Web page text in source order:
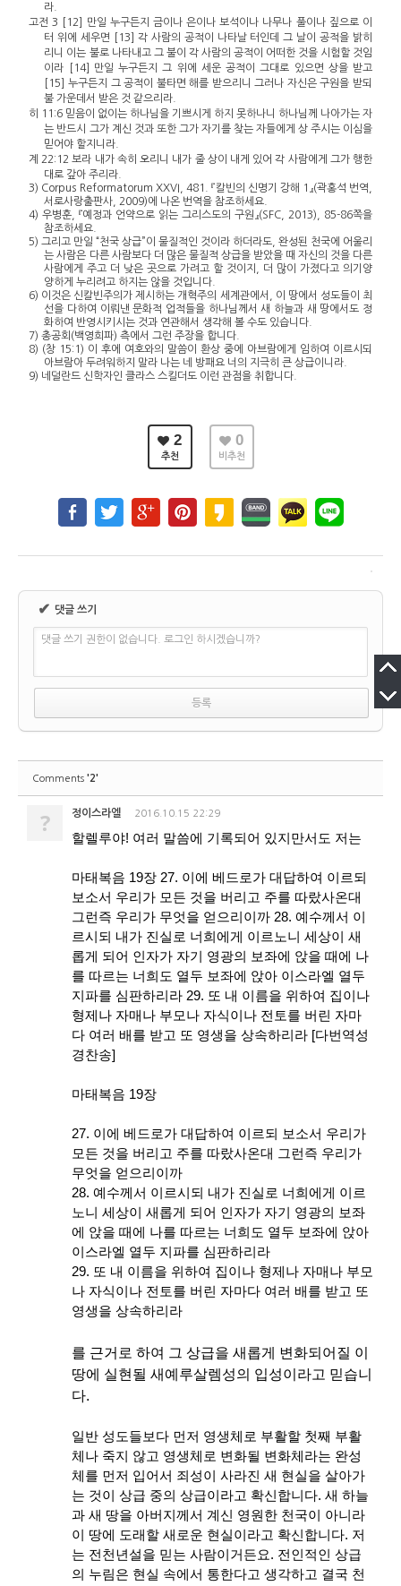
라.
고전 3 [12] 만일 누구든지 금이나 은이나 보석이나 나무나 풀이나 짚으로 이
터 위에 세우면 [13] 각 사람의 공적이 나타날 터인데 그 날이 공적을 밝히
리니 이는 불로 나타내고 그 불이 각 사람의 공적이 어떠한 것을 시험할 것임
이라 [14] 만일 누구든지 그 위에 세운 공적이 그대로 있으면 상을 받고
[15] 누구든지 그 공적이 불타면 해를 받으리니 그러나 자신은 구원을 받되
불 가운데서 받은 것 같으리라.
히 11:6 믿음이 없이는 하나님을 기쁘시게 하지 못하나니 하나님께 나아가는 자
는 반드시 그가 계신 것과 또한 그가 자기를 찾는 자들에게 상 주시는 이심을
믿어야 할지니라.
계 22:12 보라 내가 속히 오리니 내가 줄 상이 내게 있어 각 사람에게 그가 행한
대로 갚아 주리라.
3) Corpus Reformatorum XXVI, 481. 『칼빈의 신명기 강해 1』(곽홍석 번역,
서로사랑출판사, 2009)에 나온 번역을 참조하세요.
4) 우병훈, 『예정과 언약으로 읽는 그리스도의 구원』(SFC, 2013), 85-86쪽을
참조하세요.
5) 그리고 만일 “천국 상급”이 물질적인 것이라 하더라도, 완성된 천국에 어울리
는 사람은 다른 사람보다 더 많은 물질적 상급을 받았을 때 자신의 것을 다른
사람에게 주고 더 낮은 곳으로 가려고 할 것이지, 더 많이 가졌다고 의기양
양하게 누리려고 하지는 않을 것입니다.
6) 이것은 신칼빈주의가 제시하는 개혁주의 세계관에서, 이 땅에서 성도들이 최
선을 다하여 이뤄낸 문화적 업적들을 하나님께서 새 하늘과 새 땅에서도 정
화하여 반영시키시는 것과 연관해서 생각해 볼 수도 있습니다.
7) 총공회(백영희파) 측에서 그런 주장을 합니다.
8) (창 15:1) 이 후에 여호와의 말씀이 환상 중에 아브람에게 임하여 이르시되
아브람아 두려워하지 말라 나는 네 방패요 너의 지극히 큰 상급이니라.
9) 네덜란드 신학자인 클라스 스킬더도 이런 관점을 취합니다.
2
추천
0
비추천
✔ 댓글 쓰기
댓글 쓰기 권한이 없습니다. 로그인 하시겠습니까?
Comments '2'
? 정이스라엘 2016.10.15 22:29
할렐루야! 여러 말씀에 기록되어 있지만서도 저는
마태복음 19장 27. 이에 베드로가 대답하여 이르되
보소서 우리가 모든 것을 버리고 주를 따랐사온대
그런즉 우리가 무엇을 얻으리이까 28. 예수께서 이
르시되 내가 진실로 너희에게 이르노니 세상이 새
롭게 되어 인자가 자기 영광의 보좌에 앉을 때에 나
를 따르는 너희도 열두 보좌에 앉아 이스라엘 열두
지파를 심판하리라 29. 또 내 이름을 위하여 집이나
형제나 자매나 부모나 자식이나 전토를 버린 자마
다 여러 배를 받고 또 영생을 상속하리라 [다번역성
경찬송]
마태복음 19장
27. 이에 베드로가 대답하여 이르되 보소서 우리가
모든 것을 버리고 주를 따랐사온대 그런즉 우리가
무엇을 얻으리이까
28. 예수께서 이르시되 내가 진실로 너희에게 이르
노니 세상이 새롭게 되어 인자가 자기 영광의 보좌
에 앉을 때에 나를 따르는 너희도 열두 보좌에 앉아
이스라엘 열두 지파를 심판하리라
29. 또 내 이름을 위하여 집이나 형제나 자매나 부모
나 자식이나 전토를 버린 자마다 여러 배를 받고 또
영생을 상속하리라
를 근거로 하여 그 상급을 새롭게 변화되어질 이
땅에 실현될 새예루살렘성의 입성이라고 믿습니
다.
일반 성도들보다 먼저 영생체로 부활할 첫째 부활
체나 죽지 않고 영생체로 변화될 변화체라는 완성
체를 먼저 입어서 죄성이 사라진 새 현실을 살아가
는 것이 상급 중의 상급이라고 확신합니다. 새 하늘
과 새 땅을 아버지께서 계신 영원한 천국이 아니라
이 땅에 도래할 새로운 현실이라고 확신합니다. 저
는 전천년설을 믿는 사람이거든요. 전인적인 상급
의 누림은 현실 속에서 통한다고 생각하고 결국 천